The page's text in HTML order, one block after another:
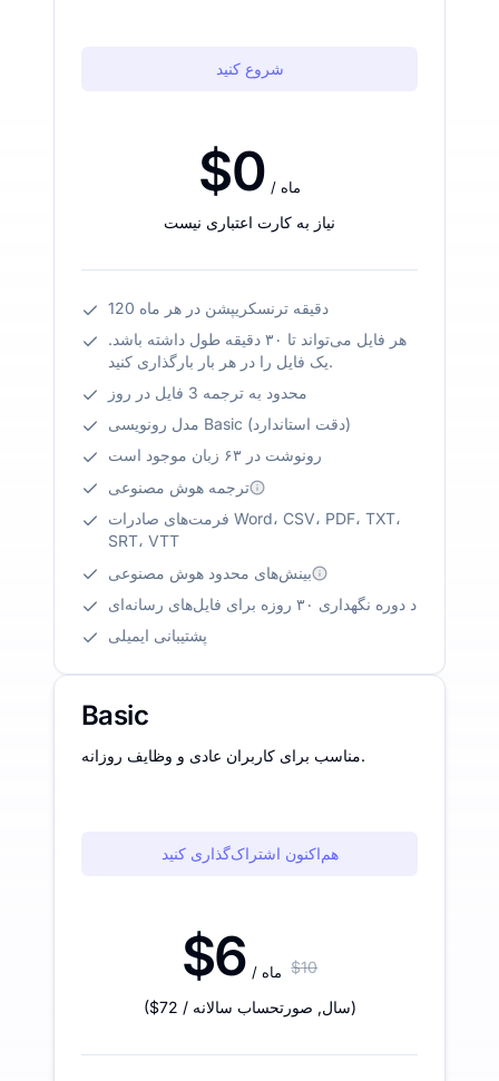
شروع کنید
$0 / ماه
نیاز به کارت اعتباری نیست
120 دقیقه ترنسکریپشن در هر ماه
هر فایل می‌تواند تا ۳۰ دقیقه طول داشته باشد.
یک فایل را در هر بار بارگذاری کنید.
محدود به ترجمه 3 فایل در روز
مدل رونویسی Basic (دقت استاندارد)
رونوشت در ۶۳ زبان موجود است
ترجمه هوش مصنوعی
فرمت‌های صادرات Word، CSV، PDF، TXT،
SRT، VTT
بینش‌های محدود هوش مصنوعی
د دوره نگهداری ۳۰ روزه برای فایل‌های رسانه‌ای
پشتیبانی ایمیلی
Basic
مناسب برای کاربران عادی و وظایف روزانه.
هم‌اکنون اشتراک‌گذاری کنید
$6 / ماه $10
($72 / سال, صورتحساب سالانه )